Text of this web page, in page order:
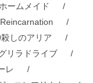
ームメイド
しのアリア
リラドライブ
レ